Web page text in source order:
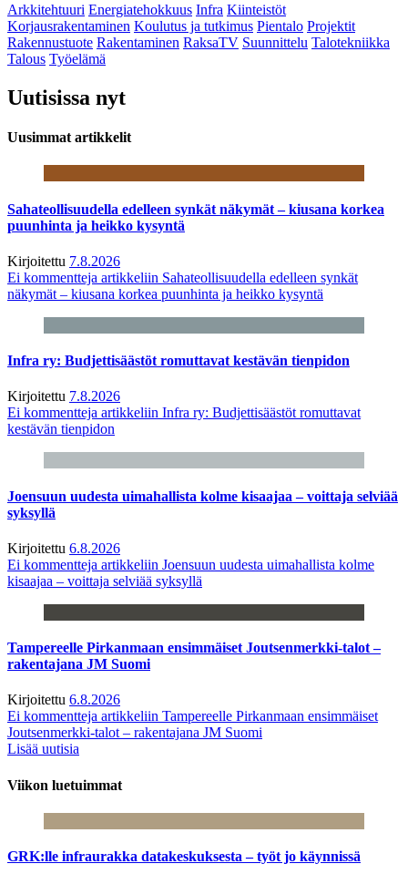
Arkkitehtuuri Energiatehokkuus Infra Kiinteistöt
Korjausrakentaminen Koulutus ja tutkimus Pientalo Projektit
Rakennustuote Rakentaminen RaksaTV Suunnittelu Talotekniikka
Talous Työelämä
Uutisissa nyt
Uusimmat artikkelit
Sahateollisuudella edelleen synkät näkymät – kiusana korkea
puunhinta ja heikko kysyntä
Kirjoitettu 7.8.2026
Ei kommentteja artikkeliin Sahateollisuudella edelleen synkät
näkymät – kiusana korkea puunhinta ja heikko kysyntä
Infra ry: Budjettisäästöt romuttavat kestävän tienpidon
Kirjoitettu 7.8.2026
Ei kommentteja artikkeliin Infra ry: Budjettisäästöt romuttavat
kestävän tienpidon
Joensuun uudesta uimahallista kolme kisaajaa – voittaja selviää
syksyllä
Kirjoitettu 6.8.2026
Ei kommentteja artikkeliin Joensuun uudesta uimahallista kolme
kisaajaa – voittaja selviää syksyllä
Tampereelle Pirkanmaan ensimmäiset Joutsenmerkki-talot –
rakentajana JM Suomi
Kirjoitettu 6.8.2026
Ei kommentteja artikkeliin Tampereelle Pirkanmaan ensimmäiset
Joutsenmerkki-talot – rakentajana JM Suomi
Lisää uutisia
Viikon luetuimmat
GRK:lle infraurakka datakeskuksesta – työt jo käynnissä